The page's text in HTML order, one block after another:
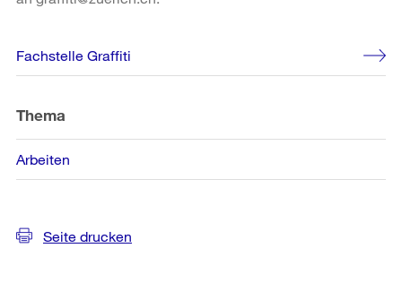
Weitere
Informationen
Fachstelle Graffiti
Thema
Arbeiten
Seite drucken